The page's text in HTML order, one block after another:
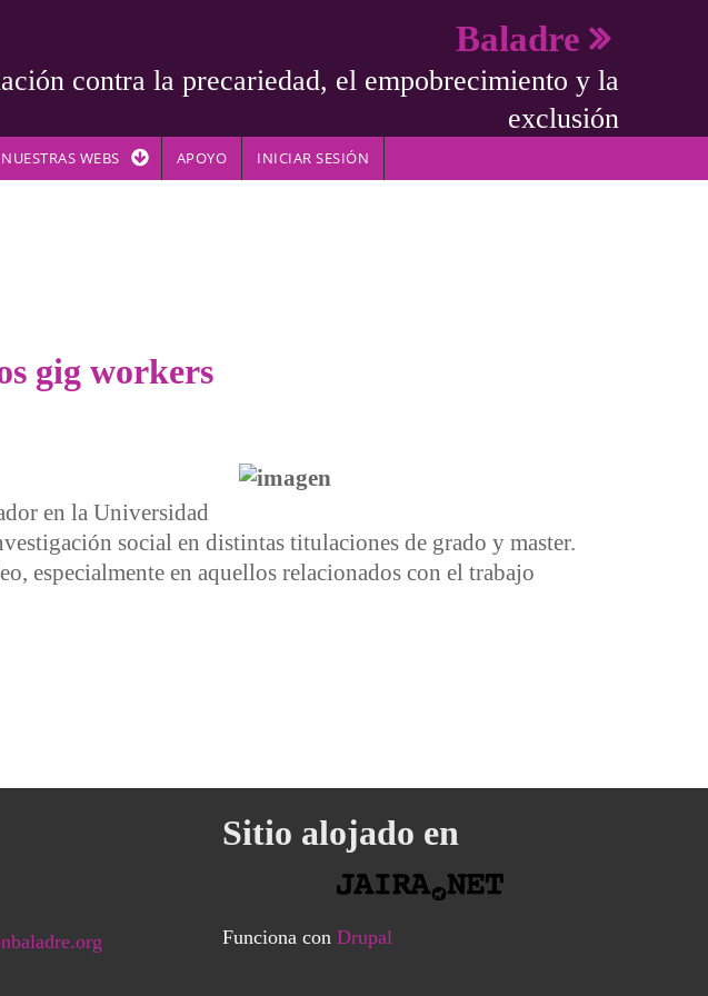
Baladre
contra la precariedad, el empobrecimiento y la
exclusión
NUESTRAS WEBS APOYO INICIAR SESIÓN
gig workers
en la Universidad
social en distintas titulaciones de grado y master.
especialmente en aquellos relacionados con el trabajo
Sitio alojado en
Funciona con Drupal